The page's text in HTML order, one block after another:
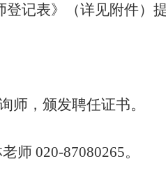
登记表》（详见附件）
师，颁发聘任证书。
师 020-87080265。